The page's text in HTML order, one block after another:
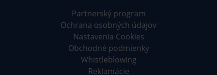
Partnerský program
Ochrana osobných údajov
Nastavenia Cookies
Obchodné podmienky
Whistleblowing
Reklamácie